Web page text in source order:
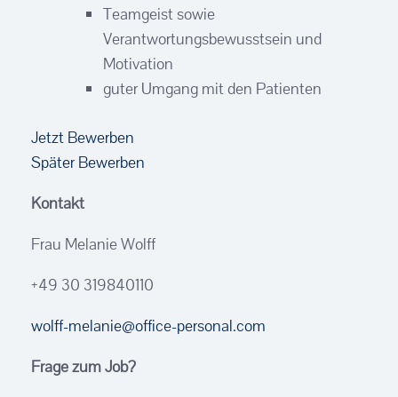
Teamgeist sowie
Verantwortungsbewusstsein und
Motivation
guter Umgang mit den Patienten
Jetzt Bewerben
Später Bewerben
Kontakt
Frau Melanie Wolff
+49 30 319840110
wolff-melanie@office-personal.com
Frage zum Job?